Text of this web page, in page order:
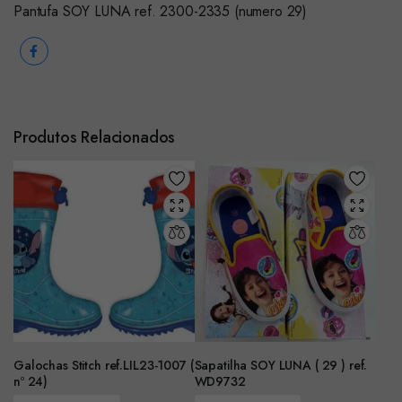
Pantufa SOY LUNA ref. 2300-2335 (numero 29)
Produtos Relacionados
Galochas Stitch ref.LIL23-1007 (
nº 24)
Sapatilha SOY LUNA ( 29 ) ref.
WD9732